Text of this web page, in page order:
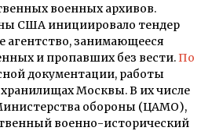
военных архивов.
США инициировало тендер
агентство, занимающееся
и пропавших без вести.По
документации, работы
Москвы. В их числе
обороны (ЦАМО),
военно-исторический